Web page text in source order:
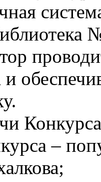
и
Конкурса
–